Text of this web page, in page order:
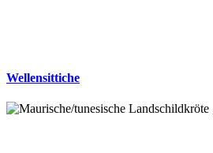
Wellensittiche